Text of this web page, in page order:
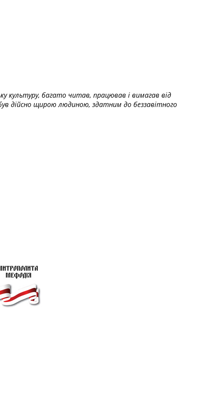
культуру, багато читав, працював і вимагав від
дійсно щирою людиною, здатним до беззавітного